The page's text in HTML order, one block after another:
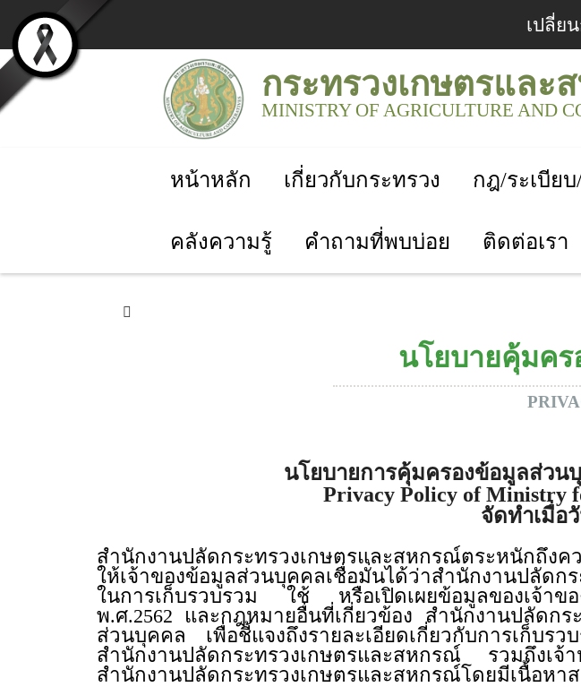
เปลี่ย
กระทรวงเกษตรและ
MINISTRY OF AGRICULTURE AND
หน้าหลัก เกี่ยวกับกระทรวง กฎ/ระเบีย
คลังความรู้ คำถามที่พบบ่อย ติดต่อเรา
นโยบายคุ้มค
นโยบายการคุ้มครองข้อมูลส่วน
Privacy Policy of Ministry
จัดทําเมื่อ
สำนักงานปลัดกระทรวงเกษตรและสหกรณ์ตระหนักถึง
ให้เจ้าของข้อมูลส่วนบุคคลเชื่อมั่นได้ว่าสำนักงานปลัด
ในการเก็บรวบรวม ใช้ หรือเปิดเผยข้อมูลของเจ้าข
พ.ศ.2562 และกฎหมายอื่นที่เกี่ยวข้อง สำนักงานปลัดก
ส่วนบุคคล เพื่อชี้แจงถึงรายละเอียดเกี่ยวกับการเก็
สำนักงานปลัดกระทรวงเกษตรและสหกรณ์ รวมถึงเ
สำนักงานปลัดกระทรวงเกษตรและสหกรณ์โดยมีเนื้อ